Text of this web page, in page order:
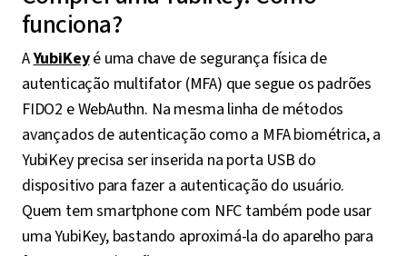
funciona?
AYubiKeyé uma chave de segurança física de
autenticação multifator (MFA) que segue os padrões
FIDO2 e WebAuthn. Na mesma linha de métodos
avançados de autenticação como a MFA biométrica, a
YubiKey precisa ser inserida na porta USB do
dispositivo para fazer a autenticação do usuário.
Quem tem smartphone com NFC também pode usar
uma YubiKey, bastando aproximá-la do aparelho para